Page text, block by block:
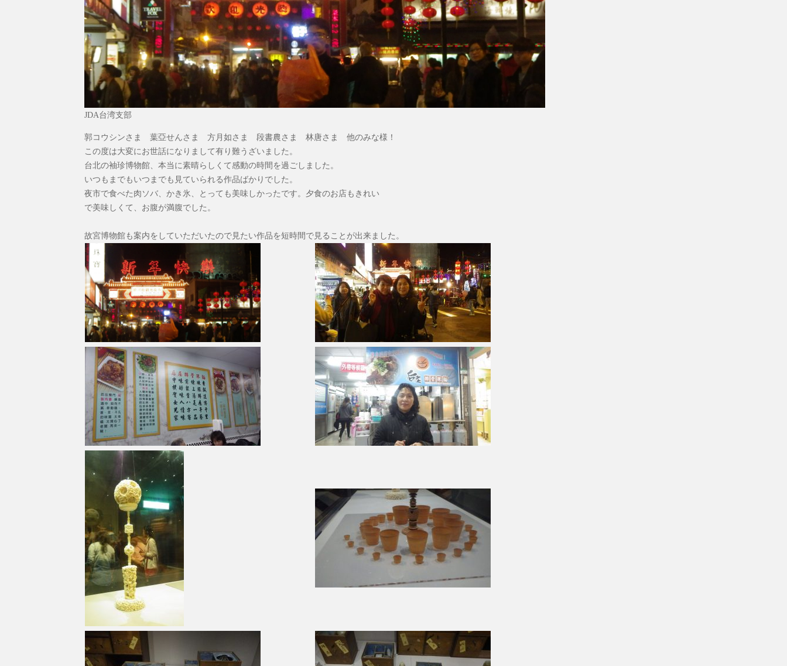
JDA台湾支部
郭コウシンさま 葉亞せんさま 方月如さま 段書農さま 林唐さま 他のみな様！
この度は大変にお世話になりまして有り難うざいました。
台北の袖珍博物館、本当に素晴らしくて感動の時間を過ごしました。
いつもまでもいつまでも見ていられる作品ばかりでした。
夜市で食べた肉ソバ、かき氷、とっても美味しかったです。夕食のお店もきれい
で美味しくて、お腹が満腹でした。
故宮博物館も案内をしていただいたので見たい作品を短時間で見ることが出来ました。